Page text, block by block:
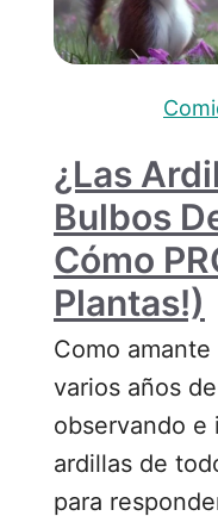
¿Las
Bulbos
Cómo
Plantas!)
Como
varios años
observando e
ardillas de
para